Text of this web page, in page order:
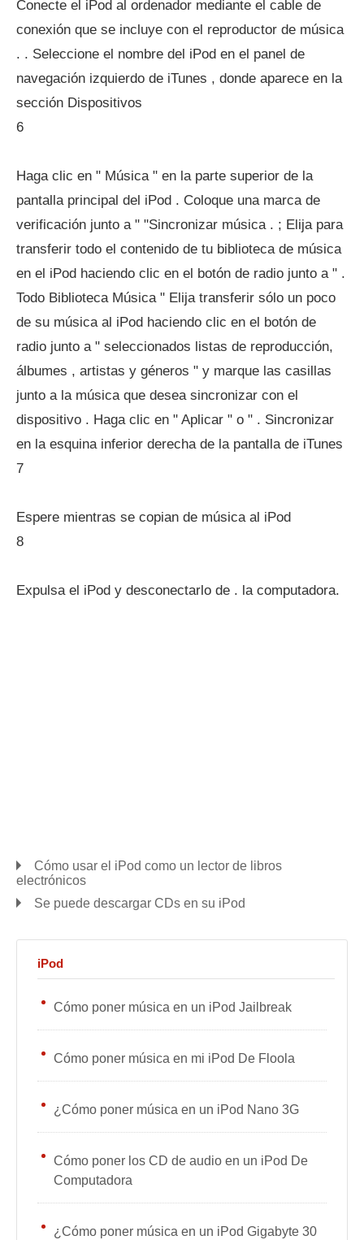
Conecte el iPod al ordenador mediante el cable de
conexión que se incluye con el reproductor de música
. . Seleccione el nombre del iPod en el panel de
navegación izquierdo de iTunes , donde aparece en la
sección Dispositivos
6
Haga clic en " Música " en la parte superior de la
pantalla principal del iPod . Coloque una marca de
verificación junto a " "Sincronizar música . ; Elija para
transferir todo el contenido de tu biblioteca de música
en el iPod haciendo clic en el botón de radio junto a " .
Todo Biblioteca Música " Elija transferir sólo un poco
de su música al iPod haciendo clic en el botón de
radio junto a " seleccionados listas de reproducción,
álbumes , artistas y géneros " y marque las casillas
junto a la música que desea sincronizar con el
dispositivo . Haga clic en " Aplicar " o " . Sincronizar
en la esquina inferior derecha de la pantalla de iTunes
7
Espere mientras se copian de música al iPod
8
Expulsa el iPod y desconectarlo de . la computadora.
Cómo usar el iPod como un lector de libros
electrónicos
Se puede descargar CDs en su iPod
iPod
Cómo poner música en un iPod Jailbreak
Cómo poner música en mi iPod De Floola
¿Cómo poner música en un iPod Nano 3G
Cómo poner los CD de audio en un iPod De
Computadora
¿Cómo poner música en un iPod Gigabyte 30